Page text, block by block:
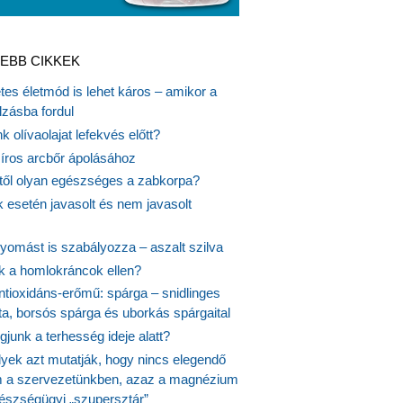
CIKKEK
életmód is lehet káros – amikor a
fordul
olívaolajat lefekvés előtt?
arcbőr ápolásához
olyan egészséges a zabkorpa?
esetén javasolt és nem javasolt
is szabályozza – aszalt szilva
a homlokráncok ellen?
erőmű: spárga – snidlinges
borsós spárga és uborkás spárgaital
a terhesség ideje alatt?
azt mutatják, hogy nincs elegendő
a szervezetünkben, azaz a magnézium
„szupersztár”